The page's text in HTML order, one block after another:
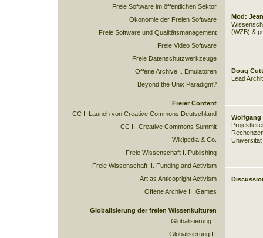
Freie Software im öffentlichen Sektor
Ökonomie der Freien Software
Freie Software und Qualitätsmanagement
Freie Video Software
Freie Datenschutzwerkzeuge
Offene Archive I. Emulatoren
Beyond the Unix Paradigm?
Freier Content
CC I. Launch von Creative Commons Deutschland
CC II. Creative Commons Summit
Wikipedia & Co.
Freie Wissenschaft I. Publishing
Freie Wissenschaft II. Funding and Activism
Art as Anticopright Activism
Offene Archive II. Games
Globalisierung der freien Wissenkulturen
Globalisierung I.
Globalisierung II.
Mod:
(WZB) &
Doug
Lead
Wolfgang